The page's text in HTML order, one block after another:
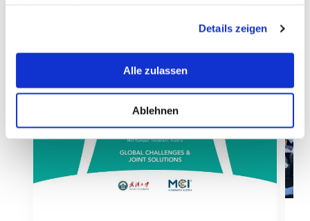
erklären Ihnen genau, was eine Datenübermittlung in die
USA bedeuten kann.
Details zeigen
Alle zulassen
Ablehnen